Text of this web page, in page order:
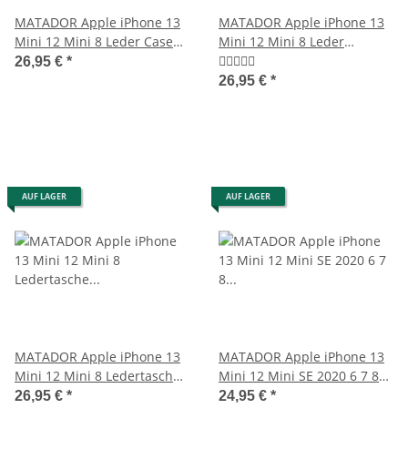
MATADOR Apple iPhone 13
Mini 12 Mini 8 Leder Case
Tasche Braun
26,95 € *
MATADOR Apple iPhone 13
Mini 12 Mini 8 Leder
Quertasche Braun
26,95 € *
AUF LAGER
MATADOR Apple iPhone 13
Mini 12 Mini 8 Ledertasche
Hell-Braun
26,95 € *
AUF LAGER
MATADOR Apple iPhone 13
Mini 12 Mini SE 2020 6 7 8
Ledertasche Braun
24,95 € *